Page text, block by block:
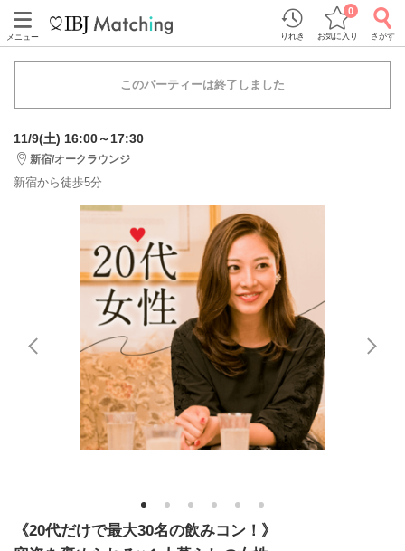
メニュー りれき お気に入り
0
さがす
このパーティーは終了しました
11/9(土) 16:00～17:30
新宿/オークラウンジ
新宿から徒歩5分
1 2 3 4 5 6
《20代だけで最大30名の飲みコン！》